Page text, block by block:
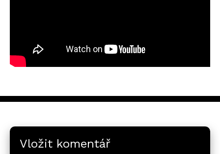
Vložit komentář